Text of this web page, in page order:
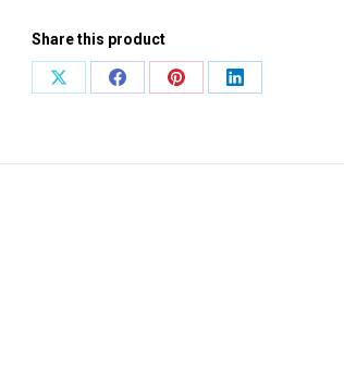
sjaal
-
Poseren
Freud
Share this product
Share
Share
Share
Share